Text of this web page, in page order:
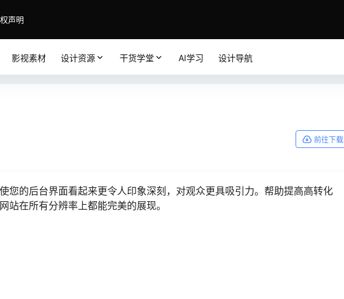
声明
影视素材 设计资源 干货学堂 AI学习 设计导航
前往下载
您的后台界面看起来更令人印象深刻，对观众更具吸引力。帮助提高高转化
在所有分辨率上都能完美的展现。